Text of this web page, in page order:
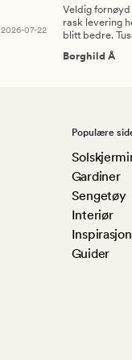
2026-07-22
Veldig
rask levering
blitt bedre.
Borghild Å
Populære
Gardiner
Sengetøy
Interiør
Inspirasjon
Guider